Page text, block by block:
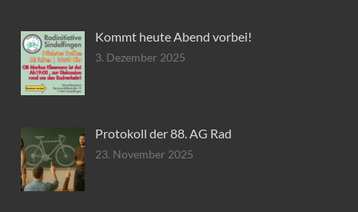
Kommt heute Abend vorbei!
3. Dezember 2025
Protokoll der 88. AG Rad
23. November 2025